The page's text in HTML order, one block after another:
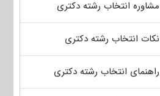
مشاوره انتخاب رشته دکتری
نکات انتخاب رشته دکتری
راهنمای انتخاب رشته دکتری